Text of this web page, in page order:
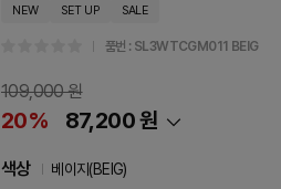
NEW SET UP SALE
품번 : SL3WTCGM011 BEIG
109,000 원
20% 87,200 원
색상 베이지(BEIG)